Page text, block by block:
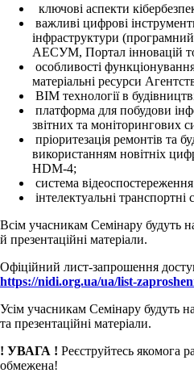
ключові аспекти
важливі цифрові
інфраструктури
АЕСУМ, Портал інновацій
особливості
матеріальні ресурси
BIM технології в
платформа для побудови
звітних та моніторингових
пріоритезація ремонтів та
використанням новітніх
HDM-4;
система
інтелектуальні транспортні
Всім учасникам Семінару будуть
й презентаційні матеріали.
Офіційний лист-запрошення
https://nidi.org.ua/ua/list-
Усім учасникам Семінару будуть
та презентаційні матеріали.
! УВАГА ! Реєструйтесь якомога
обмежена!